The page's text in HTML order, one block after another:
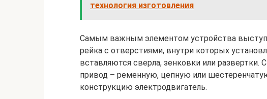
технология изготовления
Самым важным элементом устройства
рейка с отверстиями, внутри которых
вставляются сверла, зенковки или
привод – ременную, цепную или
конструкцию электродвигатель.